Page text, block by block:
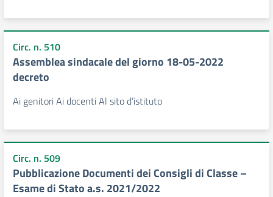
Circ. n. 510
Assemblea sindacale del giorno 18-05-2022
decreto
Ai genitori Ai docenti Al sito d’istituto
Circ. n. 509
Pubblicazione Documenti dei Consigli di Classe –
Esame di Stato a.s. 2021/2022